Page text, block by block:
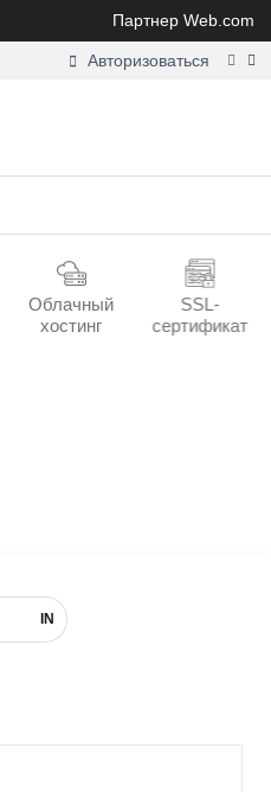
Партнер Web.com
Авторизоваться
Облачный
хостинг
SSL-
сертификат
IN